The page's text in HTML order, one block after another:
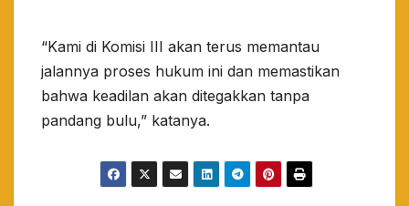
“Kami di Komisi III akan terus memantau
jalannya proses hukum ini dan memastikan
bahwa keadilan akan ditegakkan tanpa
pandang bulu,” katanya.